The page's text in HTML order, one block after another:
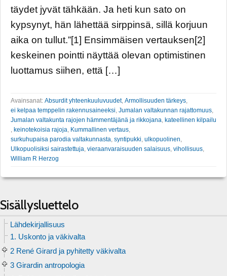
täydet jyvät tähkään. Ja heti kun sato on
kypsynyt, hän lähettää sirppinsä, sillä korjuun
aika on tullut.”[1] Ensimmäisen vertauksen[2]
keskeinen pointti näyttää olevan optimistinen
luottamus siihen, että […]
Avainsanat: Absurdit yhteenkuuluvuudet, Armollisuuden tärkeys
ei kelpaa temppelin rakennusaineeksi Jumalan valtakunnan rajattomuus
Jumalan valtakunta rajojen hämmentäjänä ja rikkojana kateellinen kilpailu
keinotekoisia rajoja Kummallinen vertaus
surkuhupaisa parodia valtakunnasta syntipukki ulkopuolinen
Ulkopuolisiksi sairastettuja vieraanvaraisuuden salaisuus vihollisuus
William R Herzog
Sisällysluettelo
Lähdekirjallisuus
1. Uskonto ja väkivalta
2 René Girard ja pyhitetty väkivalta
3 Girardin antropologia